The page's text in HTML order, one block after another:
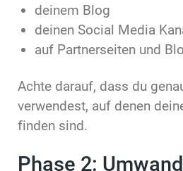
deinem Blog
deinen Social Media
auf Partnerseiten und
Achte darauf, dass du
verwendest, auf denen
finden sind.
Phase 2: